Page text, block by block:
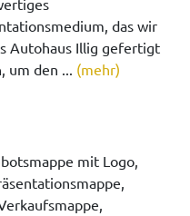
das wir
Autohaus Illig gefertigt
um den ... (mehr)
mit Logo,